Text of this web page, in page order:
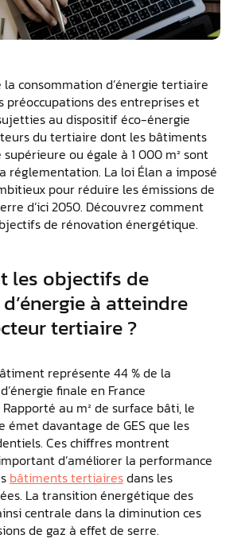
la consommation d’énergie tertiaire
préoccupations des entreprises et
au dispositif éco-énergie
du tertiaire dont les bâtiments
ou égale à 1 000 m² sont
réglementation. La loi Élan a imposé
pour réduire les émissions de
d’ici 2050. Découvrez comment
de rénovation énergétique.
les objectifs de
à atteindre
tertiaire ?
représente 44 % de la
finale en France
au m² de surface bâti, le
davantage de GES que les
Ces chiffres montrent
d’améliorer la performance
bâtiments tertiairesdans les
La transition énergétique des
centrale dans la diminution ces
de gaz à effet de serre.